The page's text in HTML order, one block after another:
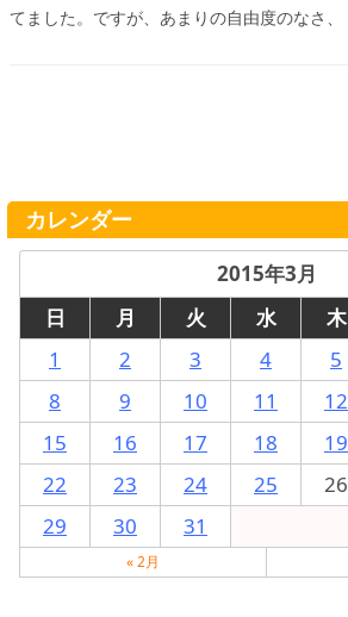
てました。ですが、あまりの自由度のなさ、
カレンダー
2015年3月
日
月 火 水 木
1
2 3 4 5
8
9 10 11 12
15
16 17 18 19
22
23 24 25 26
29
30 31
« 2月